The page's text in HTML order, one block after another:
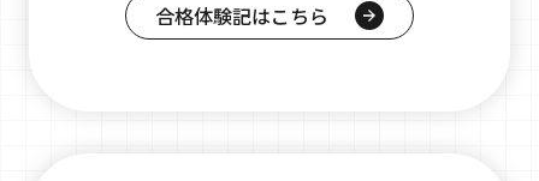
合格体験記はこちら